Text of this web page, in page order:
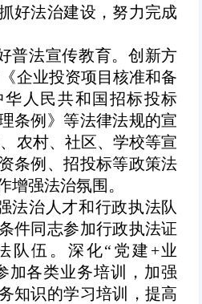
好法治建设，努力完成
普法宣传教育。创新方
企业投资项目核准和备
人民共和国招标投标
条例》等法律法规的宣
农村、社区、学校等宣
条例、招投标等政策法
增强法治氛围。
法治人才和行政执法队
件同志参加行政执法证
队伍。深化“党建+业
加各类业务培训，加强
知识的学习培训，提高